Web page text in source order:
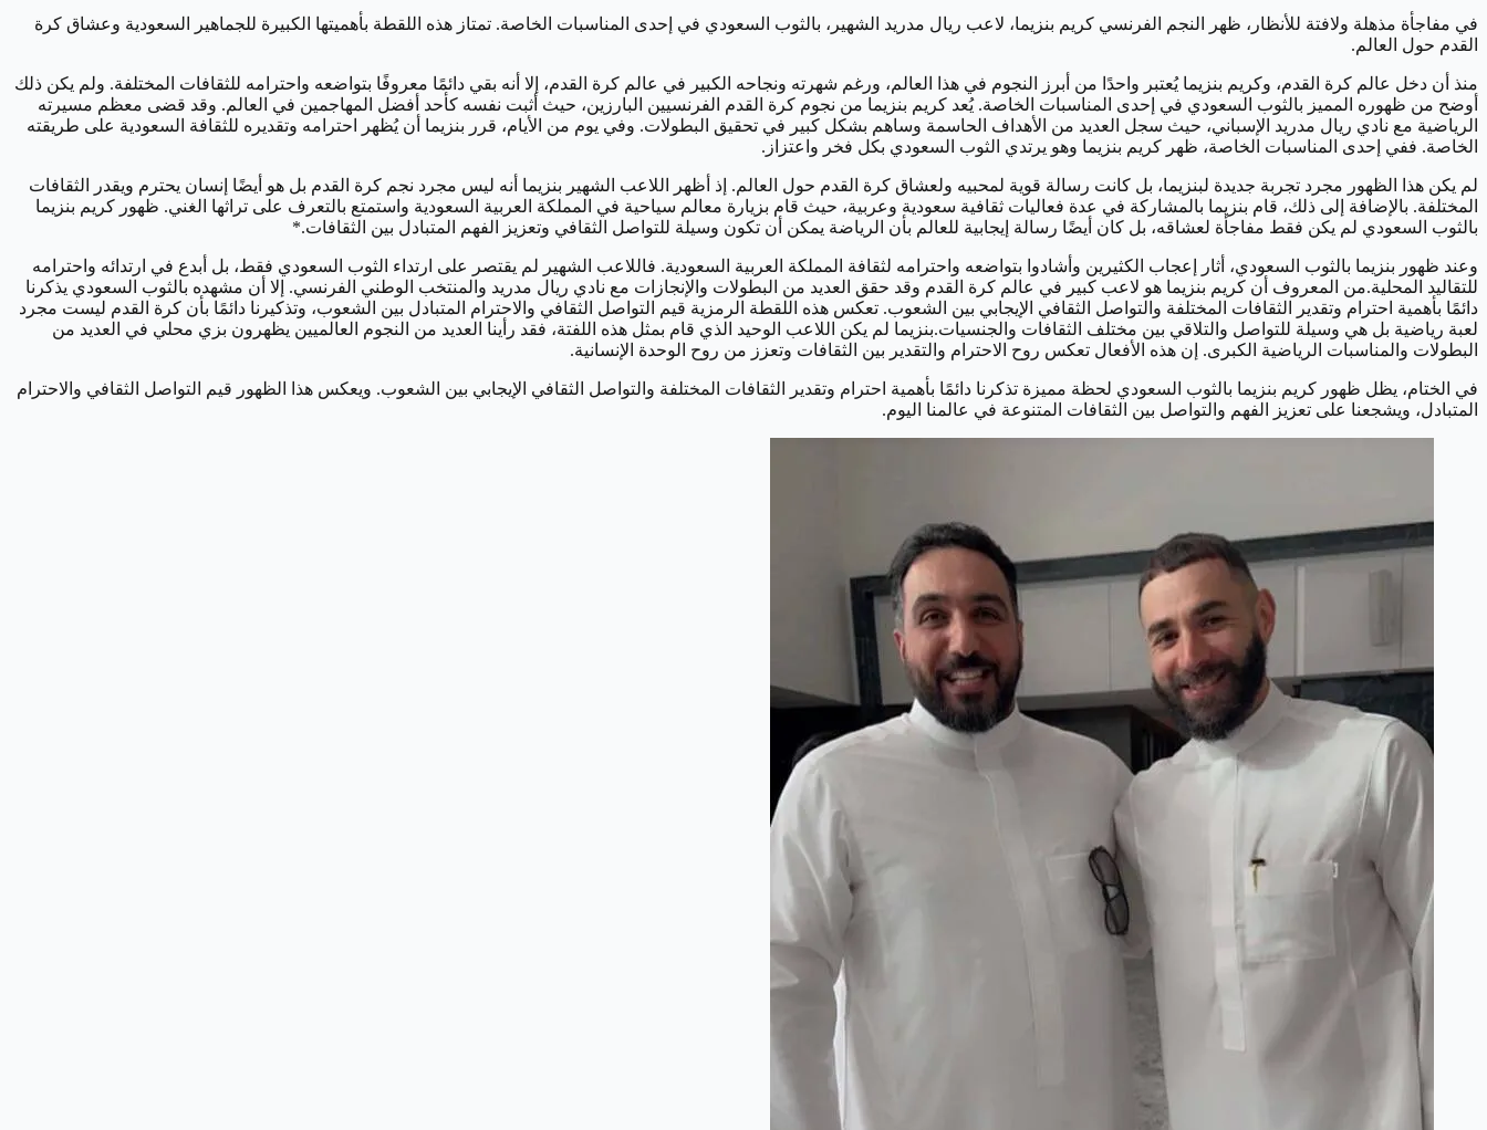
في مفاجأة مذهلة ولافتة للأنظار، ظهر النجم الفرنسي كريم بنزيما، لاعب ريال مدريد الشهير، بالثوب السعودي في إحدى المناسبات الخاصة. تمتاز هذه اللقطة بأهميتها الكبيرة للجماهير السعودية وعشاق كرة
القدم حول العالم.
منذ أن دخل عالم كرة القدم، وكريم بنزيما يُعتبر واحدًا من أبرز النجوم في هذا العالم، ورغم شهرته ونجاحه الكبير في عالم كرة القدم، إلا أنه بقي دائمًا معروفًا بتواضعه واحترامه للثقافات المختلفة. ولم يكن ذلك
أوضح من ظهوره المميز بالثوب السعودي في إحدى المناسبات الخاصة. يُعد كريم بنزيما من نجوم كرة القدم الفرنسيين البارزين، حيث أثبت نفسه كأحد أفضل المهاجمين في العالم. وقد قضى معظم مسيرته
الرياضية مع نادي ريال مدريد الإسباني، حيث سجل العديد من الأهداف الحاسمة وساهم بشكل كبير في تحقيق البطولات. وفي يوم من الأيام، قرر بنزيما أن يُظهر احترامه وتقديره للثقافة السعودية على طريقته
الخاصة. ففي إحدى المناسبات الخاصة، ظهر كريم بنزيما وهو يرتدي الثوب السعودي بكل فخر واعتزاز.
لم يكن هذا الظهور مجرد تجربة جديدة لبنزيما، بل كانت رسالة قوية لمحبيه ولعشاق كرة القدم حول العالم. إذ أظهر اللاعب الشهير بنزيما أنه ليس مجرد نجم كرة القدم بل هو أيضًا إنسان يحترم ويقدر الثقافات
المختلفة. بالإضافة إلى ذلك، قام بنزيما بالمشاركة في عدة فعاليات ثقافية سعودية وعربية، حيث قام بزيارة معالم سياحية في المملكة العربية السعودية واستمتع بالتعرف على تراثها الغني. ظهور كريم بنزيما
بالثوب السعودي لم يكن فقط مفاجأة لعشاقه، بل كان أيضًا رسالة إيجابية للعالم بأن الرياضة يمكن أن تكون وسيلة للتواصل الثقافي وتعزيز الفهم المتبادل بين الثقافات.*
وعند ظهور بنزيما بالثوب السعودي، أثار إعجاب الكثيرين وأشادوا بتواضعه واحترامه لثقافة المملكة العربية السعودية. فاللاعب الشهير لم يقتصر على ارتداء الثوب السعودي فقط، بل أبدع في ارتدائه واحترامه
للتقاليد المحلية.من المعروف أن كريم بنزيما هو لاعب كبير في عالم كرة القدم وقد حقق العديد من البطولات والإنجازات مع نادي ريال مدريد والمنتخب الوطني الفرنسي. إلا أن مشهده بالثوب السعودي يذكرنا
دائمًا بأهمية احترام وتقدير الثقافات المختلفة والتواصل الثقافي الإيجابي بين الشعوب. تعكس هذه اللقطة الرمزية قيم التواصل الثقافي والاحترام المتبادل بين الشعوب، وتذكيرنا دائمًا بأن كرة القدم ليست مجرد
لعبة رياضية بل هي وسيلة للتواصل والتلاقي بين مختلف الثقافات والجنسيات.بنزيما لم يكن اللاعب الوحيد الذي قام بمثل هذه اللفتة، فقد رأينا العديد من النجوم العالميين يظهرون بزي محلي في العديد من
البطولات والمناسبات الرياضية الكبرى. إن هذه الأفعال تعكس روح الاحترام والتقدير بين الثقافات وتعزز من روح الوحدة الإنسانية.
في الختام، يظل ظهور كريم بنزيما بالثوب السعودي لحظة مميزة تذكرنا دائمًا بأهمية احترام وتقدير الثقافات المختلفة والتواصل الثقافي الإيجابي بين الشعوب. ويعكس هذا الظهور قيم التواصل الثقافي والاحترام
المتبادل، ويشجعنا على تعزيز الفهم والتواصل بين الثقافات المتنوعة في عالمنا اليوم.